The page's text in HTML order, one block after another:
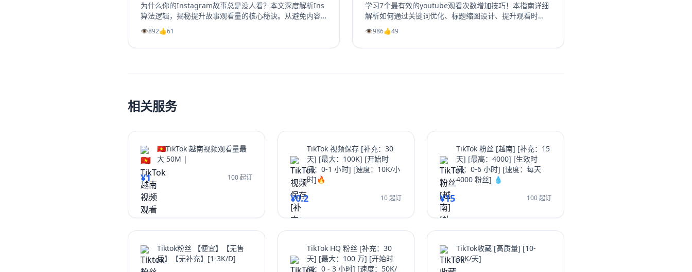
为什么你的Instagram故事总是没人看？本文深度解析Ins
算法逻辑，揭秘提升故事观看量的核心秘诀。从避免内容
陷阱、善用投票问答等互动工具，到优化发布时机、利用
精选故事功能，我们提供一套完整的实战指南。学习如何
创作吸引眼球的开场、提供娱乐或教育价值，并有效引导
👁️892👍61
学习7个最有效的youtube观看次数增加技巧！本指南详细
解析如何通过关键词优化、标题缩图设计、提升观看时
长、利用Shorts引流及社群运营等策略，系统性地提升你
的YouTube视频播放量、YouTube订阅和YouTube观看时
长。无论新手或老手，都能通过这些实战方法让频道成长
👁️986👍49
相关服务
🇻🇳TikTok 越南视频观看量最
大 50M |
¥1 100 起订
TikTok 视频保存 [补充：30
天] [最大：100K] [开始时
间：0-1 小时] [速度：10K/小
时]🔥
¥0.2 10 起订
TikTok 粉丝 [越南] [补充：15
天] [最高：4000] [生效时
间：0-6 小时] [速度：每天
4000 粉丝] 💧
¥15 100 起订
Tiktok粉丝 【便宜】【无售
后】【无补充】[1-3K/D]
TikTok HQ 粉丝 [补充：30
天] [最大：100 万] [开始时
间：0 - 3 小时] [速度：50K/
TikTok收藏 [高质量] [10-
30K/天]